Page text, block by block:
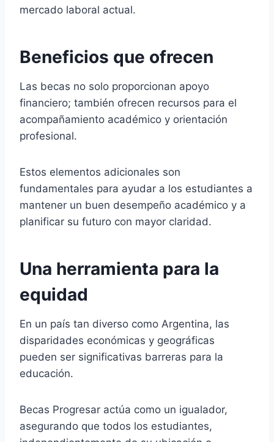
mercado laboral actual.
Beneficios que ofrecen
Las becas no solo proporcionan apoyo
financiero; también ofrecen recursos para el
acompañamiento académico y orientación
profesional.
Estos elementos adicionales son
fundamentales para ayudar a los estudiantes a
mantener un buen desempeño académico y a
planificar su futuro con mayor claridad.
Una herramienta para la
equidad
En un país tan diverso como Argentina, las
disparidades económicas y geográficas
pueden ser significativas barreras para la
educación.
Becas Progresar actúa como un igualador,
asegurando que todos los estudiantes,